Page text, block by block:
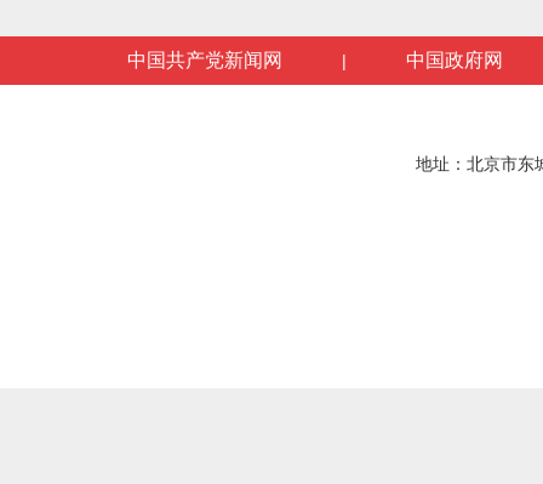
中国共产党新闻网 | 中国政府网
地址：北京市东